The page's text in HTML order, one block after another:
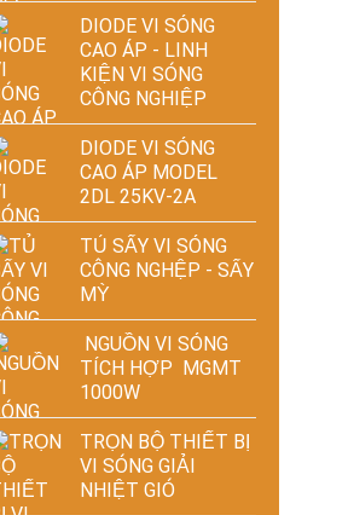
DIODE VI SÓNG
CAO ÁP - LINH
KIỆN VI SÓNG
CÔNG NGHIỆP
DIODE VI SÓNG
CAO ÁP MODEL
2DL 25KV-2A
TỦ SẤY VI SÓNG
CÔNG NGHỆP - SẤY
MỲ
NGUỒN VI SÓNG
TÍCH HỢP MGMT
1000W
TRỌN BỘ THIẾT BỊ
VI SÓNG GIẢI
NHIỆT GIÓ